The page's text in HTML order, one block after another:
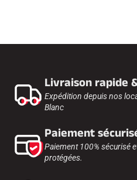
Livraison rapide
Expédition depuis nos
Blanc
Paiement
Paiement 100% sécurisé
protégées.